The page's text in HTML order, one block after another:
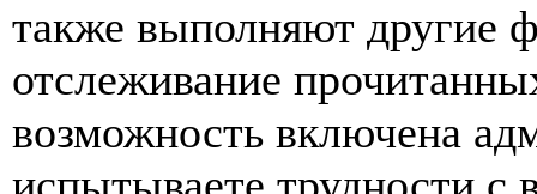
также выполняют другие
отслеживание
возможность включена